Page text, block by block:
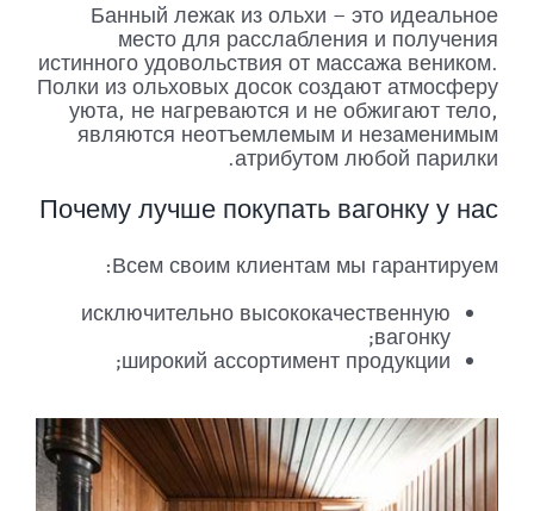
Банный лежак из ольхи – это идеальное
место для расслабления и получения
истинного удовольствия от массажа веником.
Полки из ольховых досок создают атмосферу
уюта, не нагреваются и не обжигают тело,
являются неотъемлемым и незаменимым
атрибутом любой парилки.
Почему лучше покупать вагонку у нас
Всем своим клиентам мы гарантируем:
исключительно высококачественную
вагонку;
широкий ассортимент продукции;